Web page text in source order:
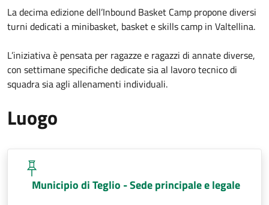
La decima edizione dell’Inbound Basket Camp propone diversi
turni dedicati a minibasket, basket e skills camp in Valtellina.
L’iniziativa è pensata per ragazze e ragazzi di annate diverse,
con settimane specifiche dedicate sia al lavoro tecnico di
squadra sia agli allenamenti individuali.
Luogo
Municipio di Teglio - Sede principale e legale